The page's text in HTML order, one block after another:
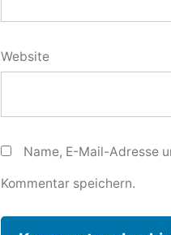
Website
Name, E-Mail-Adresse
Kommentar speichern.